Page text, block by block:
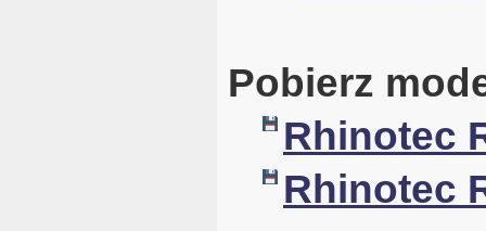
Pobierz
Rhinotec
Rhinotec